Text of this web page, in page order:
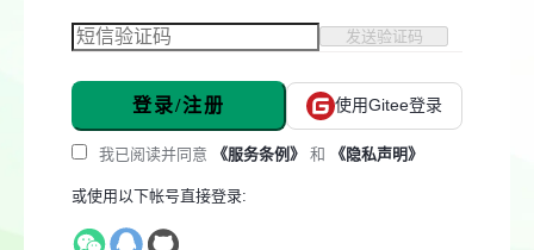
发送验证码
登录/注册 使用Gitee登录
我已阅读并同意 《服务条例》 和 《隐私声明》
或使用以下帐号直接登录: